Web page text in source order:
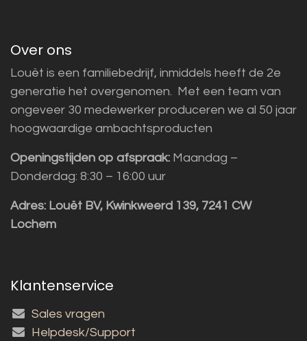
Over ons
Louët is een familiebedrijf, inmiddels heeft de 2e
generatie het overgenomen. Met een team van
ongeveer 30 medewerker produceren we al 50 jaar
hoogwaardige ambachtsproducten
Openingstijden op afspraak: Maandag –
Donderdag: 8:30 – 16:00 uur
Adres: Louët BV, Kwinkweerd 139, 7241 CW
Lochem
Klantenservice
Sales vragen
Helpdesk/Support